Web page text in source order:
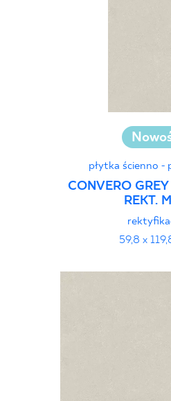
płytka ścienno -
CONVERO
REKT.
59,8 x